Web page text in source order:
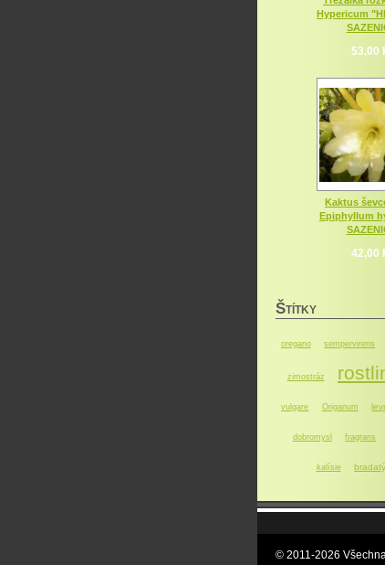
Hypericum
53,00
Kaktus
Epiphyllum
42,00
ŠTÍTKY
oregano sempervirens
zimostráz
vulgare Origanum
dobromysl fragrans
kalísie bradatý
© 2011-2026